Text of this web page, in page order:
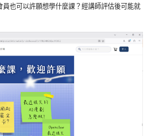
員也可以許願想學什麼課？經講師評估後可能就